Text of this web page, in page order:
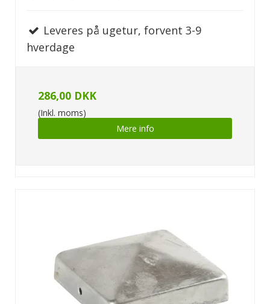
Leveres på ugetur, forvent 3-9
hverdage
286,00 DKK
(Inkl. moms)
Mere info